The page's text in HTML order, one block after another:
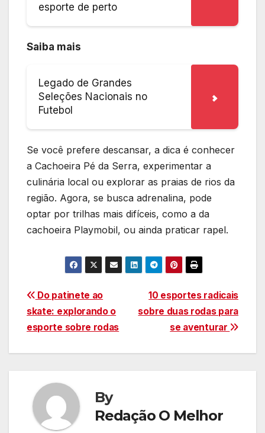
esporte de perto
Saiba mais
Legado de Grandes
Seleções Nacionais no
Futebol
Se você prefere descansar, a dica é conhecer
a Cachoeira Pé da Serra, experimentar a
culinária local ou explorar as praias de rios da
região. Agora, se busca adrenalina, pode
optar por trilhas mais difíceis, como a da
cachoeira Playmobil, ou ainda praticar rapel.
Navegação
de
Post
10 esportes radicais
sobre duas rodas para
se aventurar
Do patinete ao
skate: explorando o
esporte sobre rodas
By
Redação O Melhor